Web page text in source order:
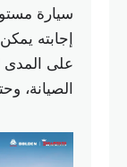
سيارة
إجابته
على المدى
الصيانة،